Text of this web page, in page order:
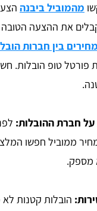
מהמוביל ביבנה
את ההצעה הטובה
בין חברות
פורטל טופ הובלות.
חברת ההובלות:
ממוביל חפשו
מספק.
הובלות קטנות